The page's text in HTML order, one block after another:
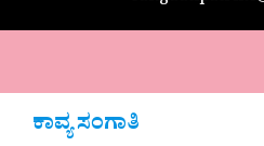
ಕಾವ್ಯ ಸಂಗಾತಿ